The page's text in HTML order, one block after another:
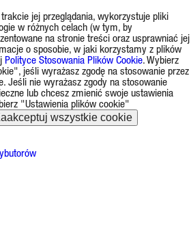
jej przeglądania, wykorzystuje pliki
w różnych celach (w tym, by
na stronie treści oraz usprawniać jej
o sposobie, w jaki korzystamy z plików
Polityce Stosowania Plików Cookie. Wybierz
jeśli wyrażasz zgodę na stosowanie przez
Jeśli nie wyrażasz zgody na stosowanie
lub chcesz zmienić swoje ustawienia
"Ustawienia plików cookie"
wszystkie cookie